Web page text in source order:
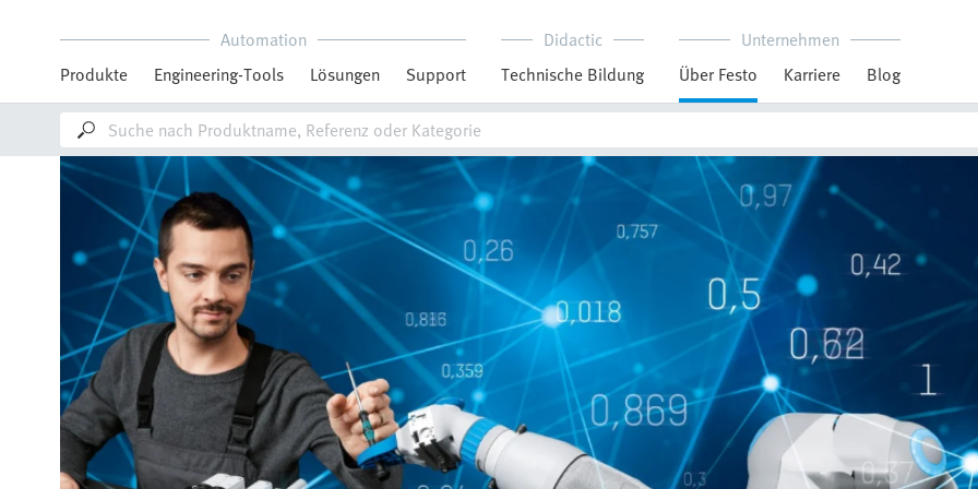
Automation
Produkte
Engineering-Tools Lösungen Support
Didactic
Technische Bildung
Unternehmen
Über Festo
Karriere Blog